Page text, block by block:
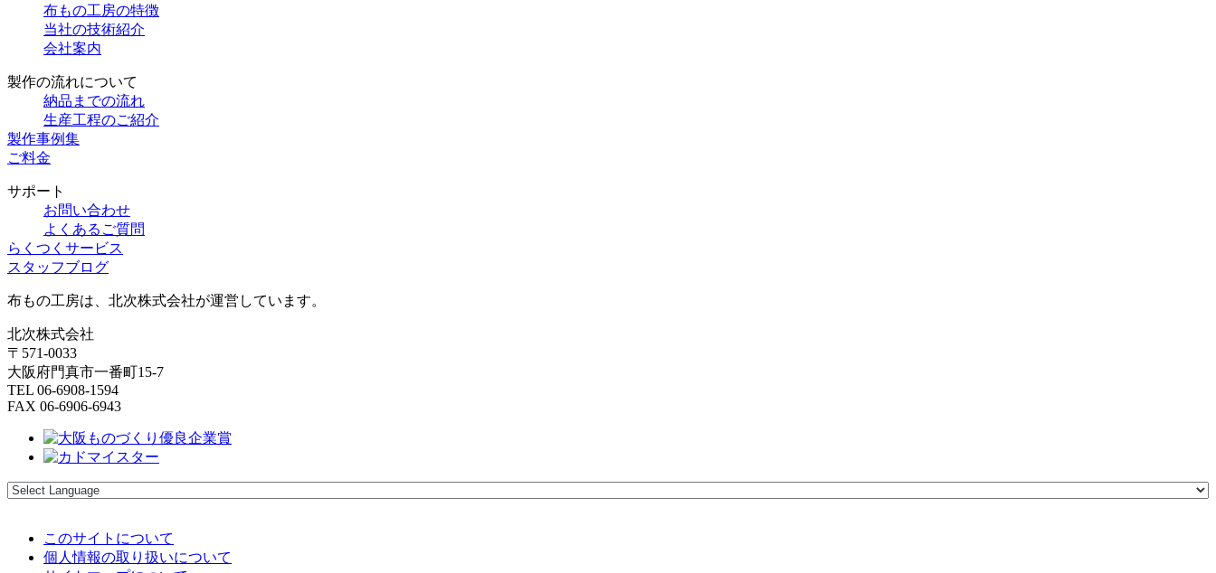
布もの工房の特徴
当社の技術紹介
会社案内
製作の流れについて
納品までの流れ
生産工程のご紹介
製作事例集
ご料金
サポート
お問い合わせ
よくあるご質問
らくつくサービス
スタッフブログ
布もの工房は、北次株式会社が運営しています。
北次株式会社
〒571-0033
大阪府門真市一番町15-7
TEL 06-6908-1594
FAX 06-6906-6943
このサイトについて
個人情報の取り扱いについて